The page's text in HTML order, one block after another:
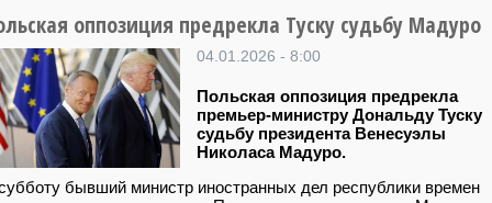
оппозиция предрекла Туску судьбу Мадуро
04.01.2026 - 8:00
Польская оппозиция предрекла
премьер-министру Дональду Туску
судьбу президента Венесуэлы
Николаса Мадуро.
бывший министр иностранных дел республики времен